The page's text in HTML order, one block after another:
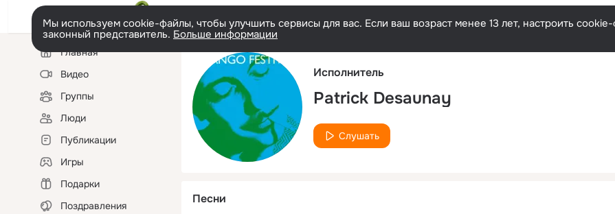
Мы используем cookie-файлы, чтобы улучшить сервисы для вас. Если ваш возраст менее 13 лет, настроить
законный представитель. Больше информации
Левая
колонкаГлавная
Видео
Группы
Люди
Публикации
Игры
Подарки
Поздравления
Исполнитель
Patrick Desaunay
Слушать
Песни